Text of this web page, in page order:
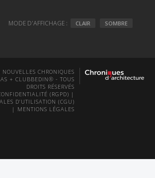
MODE D'AFFICHAGE : CLAIR SOMBRE
CHRONIQUES
+ CLUBBEDIN® - TOUS
DROITS RÉSERVÉS
(RGPD) |
D’UTILISATION (CGU)
| MENTIONS LÉGALES